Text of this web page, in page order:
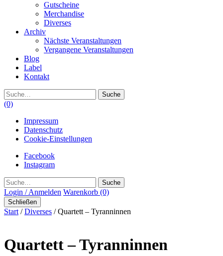
Gutscheine
Merchandise
Diverses
Archiv
Nächste Veranstaltungen
Vergangene Veranstaltungen
Blog
Label
Kontakt
Suche
(0)
Impressum
Datenschutz
Cookie-Einstellungen
Facebook
Instagram
Suche
Login / Anmelden Warenkorb (0)
Schließen
Start /Diverses / Quartett – Tyranninnen
Quartett – Tyranninnen